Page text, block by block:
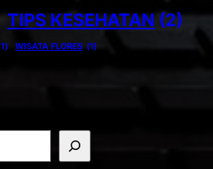
TIPS KESEHATAN (2)
WISATA FLORES (1)